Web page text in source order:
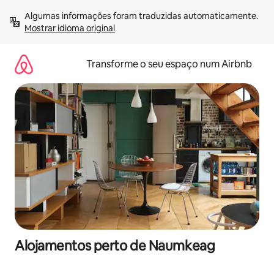
para
Mostrar idioma original
Transforme o seu espaço num Airbnb
Alojamentos perto de Naumkeag